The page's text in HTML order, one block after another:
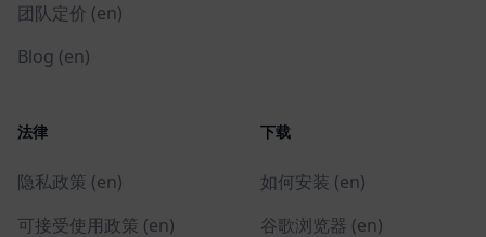
团队定价 (en)
Blog (en)
法律
隐私政策 (en)
可接受使用政策 (en)
下载
如何安装 (en)
谷歌浏览器 (en)